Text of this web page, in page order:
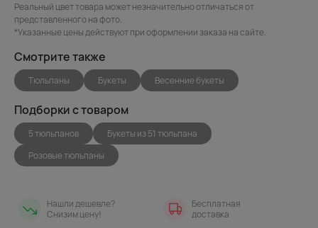
Реальный цвет товара может незначительно отличаться от
представленного на фото.
*Указанные цены действуют при оформлении заказа на сайте.
Смотрите также
Тюльпаны Букеты Весенние букеты
Подборки с товаром
5 тюльпанов
Букеты из 51 тюльпана
Розовые тюльпаны
Нашли дешевле?
Снизим цену!
Бесплатная
доставка